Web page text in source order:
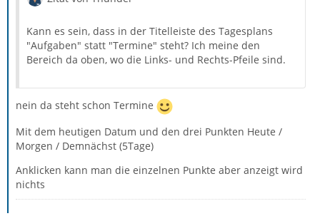
Kann es sein, dass in der Titelleiste des Tagesplans
"Aufgaben" statt "Termine" steht? Ich meine den
Bereich da oben, wo die Links- und Rechts-Pfeile sind.
nein da steht schon Termine
Mit dem heutigen Datum und den drei Punkten Heute /
Morgen / Demnächst (5Tage)
Anklicken kann man die einzelnen Punkte aber anzeigt wird
nichts